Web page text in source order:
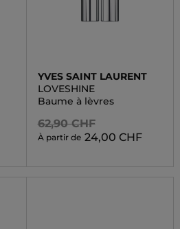
YVES SAINT LAURENT
LOVESHINE
Baume à lèvres
62,90 CHF
À partir de 24,00 CHF